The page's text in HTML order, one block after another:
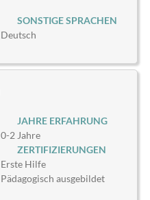
SONSTIGE SPRACHEN
Deutsch
JAHRE ERFAHRUNG
0-2 Jahre
ZERTIFIZIERUNGEN
Erste Hilfe
Pädagogisch ausgebildet